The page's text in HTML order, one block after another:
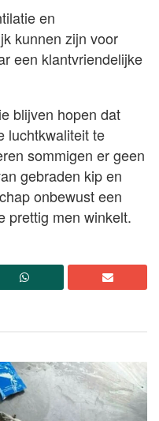
en
kunnen zijn voor
een klantvriendelijke
blijven hopen dat
luchtkwaliteit te
sommigen er geen
gebraden kip en
onbewust een
prettig men winkelt.